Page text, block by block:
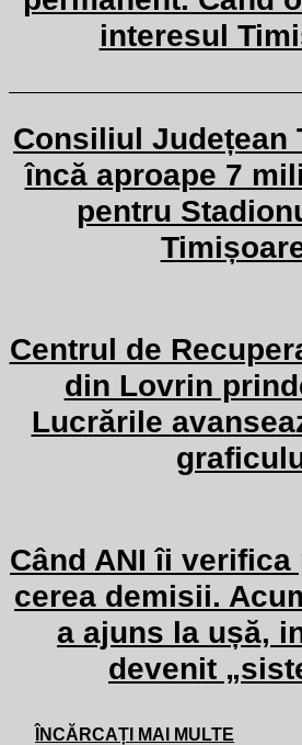
interesul
Consiliul Județean
încă aproape 7
pentru
Centrul de
din Lovrin
Lucrările
Când ANI îi verifica
cerea demisii.
a ajuns la ușă,
devenit
ÎNCĂRCAȚI MAI MULTE